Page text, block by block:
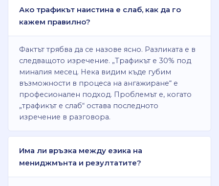
Ако трафикът наистина е слаб, как да го
кажем правилно?
Фактът трябва да се назове ясно. Разликата е в
следващото изречение. „Трафикът е 30% под
миналия месец. Нека видим къде губим
възможности в процеса на ангажиране“ е
професионален подход. Проблемът е, когато
„трафикът е слаб“ остава последното
изречение в разговора.
Има ли връзка между езика на
мениджмънта и резултатите?